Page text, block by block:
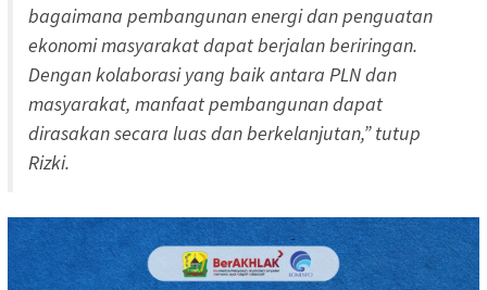
bagaimana pembangunan energi dan penguatan
ekonomi masyarakat dapat berjalan beriringan.
Dengan kolaborasi yang baik antara PLN dan
masyarakat, manfaat pembangunan dapat
dirasakan secara luas dan berkelanjutan,” tutup
Rizki.